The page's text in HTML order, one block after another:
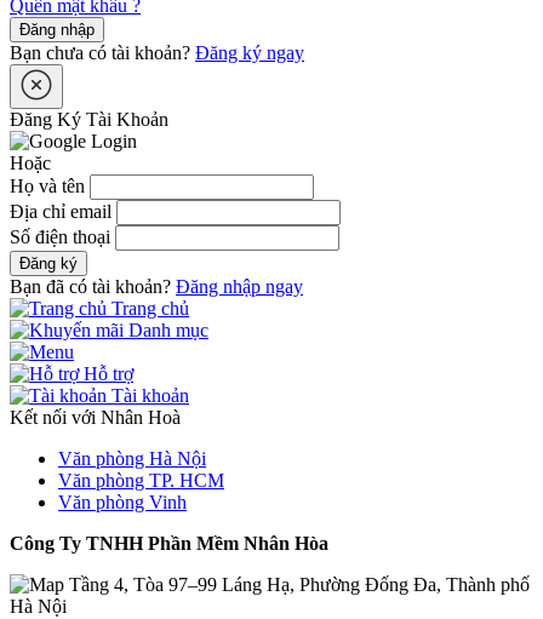
Quên mật khẩu ?
Đăng nhập
Bạn chưa có tài khoản? Đăng ký ngay
Đăng Ký Tài Khoản
Hoặc
Họ và tên
Địa chỉ email
Số điện thoại
Đăng ký
Bạn đã có tài khoản? Đăng nhập ngay
Trang chủ
Danh mục
Hỗ trợ
Tài khoản
Kết nối với Nhân Hoà
Văn phòng Hà Nội
Văn phòng TP. HCM
Văn phòng Vinh
Công Ty TNHH Phần Mềm Nhân Hòa
Tầng 4, Tòa 97–99 Láng Hạ, Phường Đống Đa, Thành phố
Hà Nội